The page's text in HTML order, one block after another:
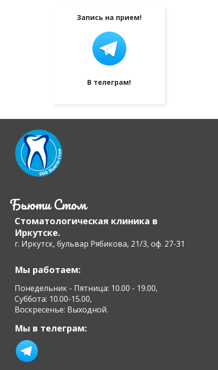
Запись на прием!
В телеграм!
Бьюти Стом
Стоматологическая клиника в
Иркутске.
г. Иркутск, бульвар Рябикова, 21/3, оф. 27-31
Мы работаем:
Понедельник - Пятница: 10.00 - 19.00,
Суббота: 10.00-15.00,
Воскресенье: Выходной.
Мы в телеграм: